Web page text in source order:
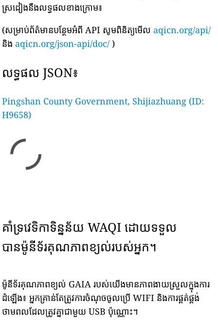
ស្រដៀងនឹងលទ្ធផលខាងក្រោម៖
(សម្រាប់ព័ត៌មានបន្ថែមអំពី API សូមពិនិត្យមើល aqicn.org/api/
និង aqicn.org/json-api/doc/ )
លទ្ធផល JSON៖
Pingshan County Government, Shijiazhuang (ID:
H9658)
គាំទ្រវេទិកាទិន្នន័យ WAQI ដោយទទួល
បានម៉ូនីទ័រគុណភាពខ្យល់របស់អ្នក។
ម៉ូនីទ័រគុណភាពខ្យល់ GAIA របស់យើងមានភាពងាយស្រួលក្នុងការ
ដំឡើង៖ អ្នកគ្រាន់តែត្រូវការចំណុចចូលប្រើ WIFI និងការផ្គត់ផ្គង់
ថាមពលដែលត្រូវគ្នាជាមួយ USB ប៉ុណ្ណោះ។